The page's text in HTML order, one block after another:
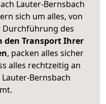
Lauter-Bernsbach
sich um alles, von
Durchführung des
den Transport Ihrer
, packen alles sicher
alles rechtzeitig an
Bernsbach